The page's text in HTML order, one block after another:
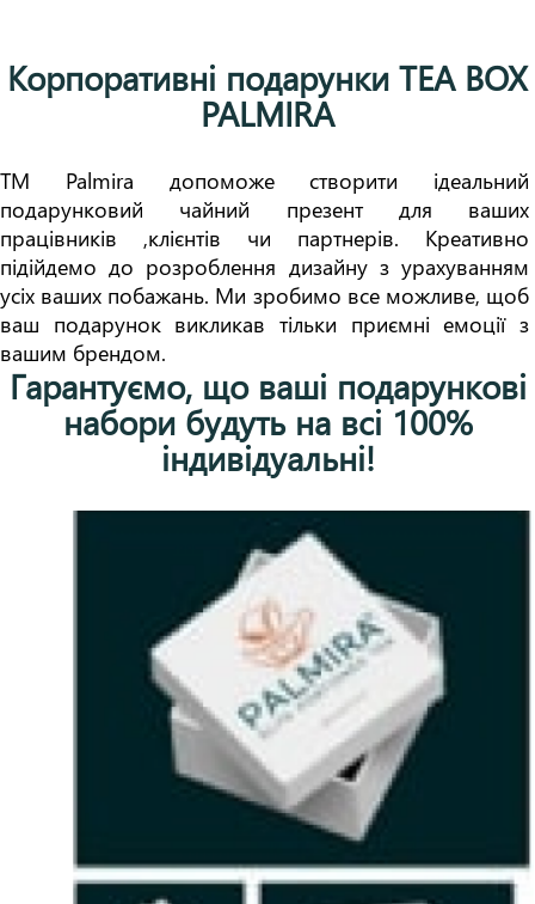
Корпоративні подарунки TEA BOX
PALMIRA
TM Palmira допоможе створити ідеальний
подарунковий чайний презент для ваших
працівників ,клієнтів чи партнерів. Креативно
підійдемо до розроблення дизайну з урахуванням
усіх ваших побажань. Ми зробимо все можливе, щоб
ваш подарунок викликав тільки приємні емоції з
вашим брендом.
Гарантуємо, що ваші подарункові
набори будуть на всі 100%
індивідуальні!